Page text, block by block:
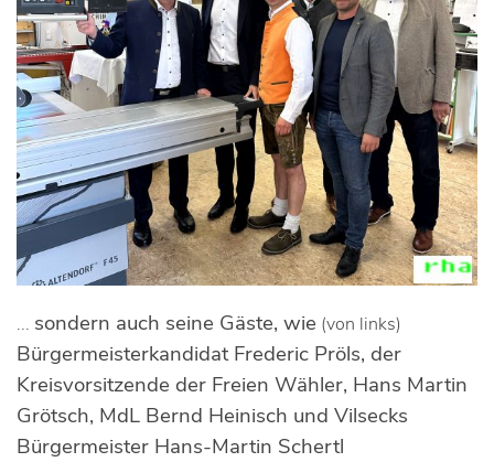
... sondern auch seine Gäste, wie (von links)
Bürgermeisterkandidat Frederic Pröls, der
Kreisvorsitzende der Freien Wähler, Hans Martin
Grötsch, MdL Bernd Heinisch und Vilsecks
Bürgermeister Hans-Martin Schertl